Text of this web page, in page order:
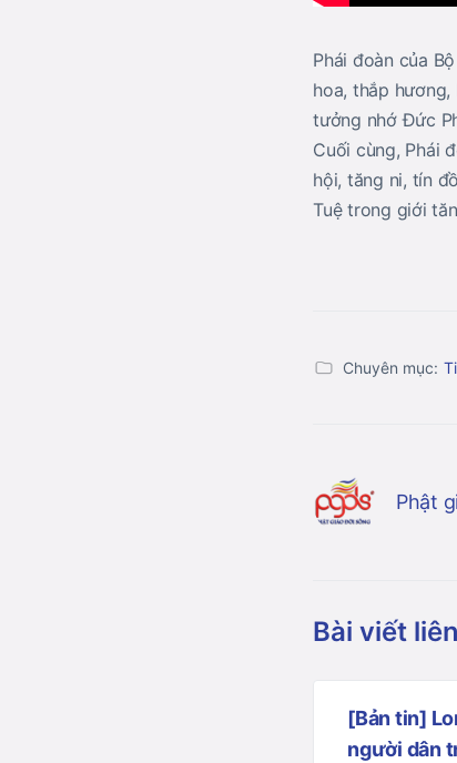
Phái đoàn của
hoa, thắp
tưởng nhớ Đức
Cuối cùng, Phái
hội, tăng ni, tín
Tuệ trong giới
Chuyên mục:
Phật
Bài viết
[Bản tin]
người dân